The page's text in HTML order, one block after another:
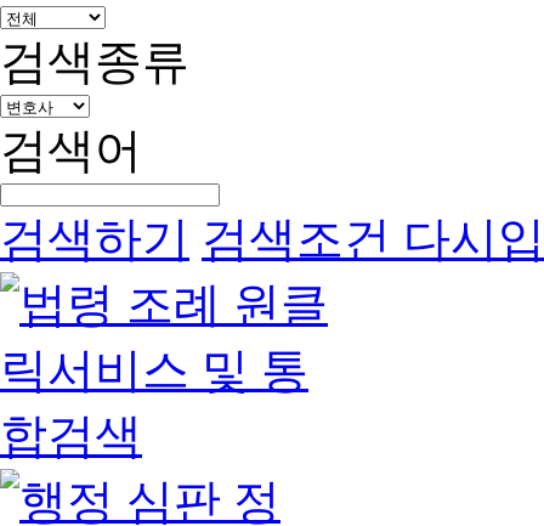
검색종류
검색어
검색하기 검색조건 다시